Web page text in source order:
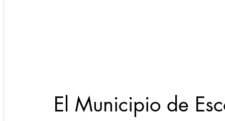
El Municipio de